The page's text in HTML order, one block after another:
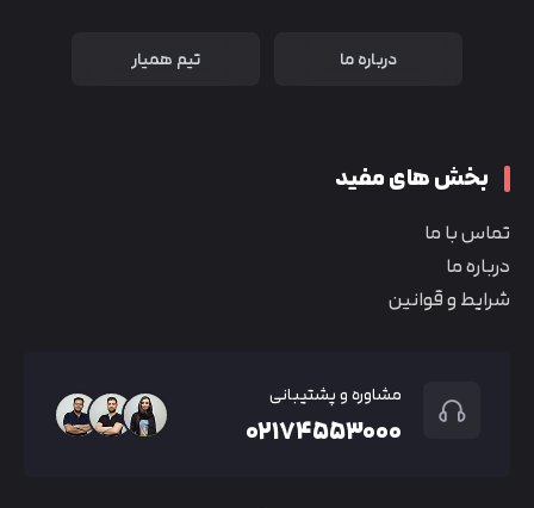
درباره ما تیم همیار
بخش های مفید
تماس با ما
درباره ما
شرایط و قوانین
مشاوره و پشتیبانی
۰۲۱۷۴۵۵۳۰۰۰